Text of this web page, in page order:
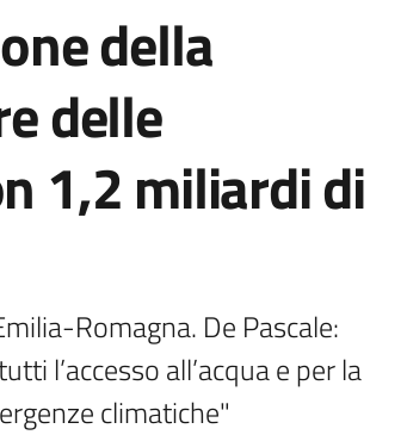
della
delle
1,2 miliardi di
Romagna. De Pascale:
l’accesso all’acqua e per la
climatiche"